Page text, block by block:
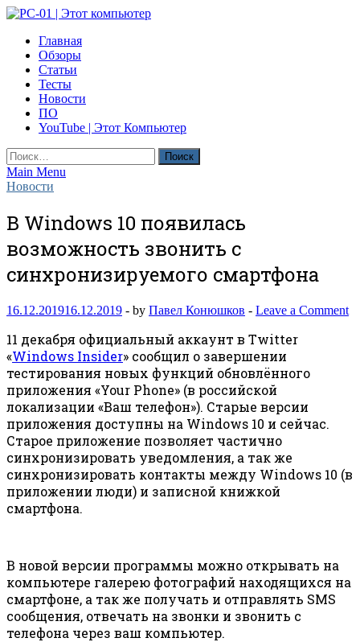
Skip
content
PC-01 | Этот компьютер
Компьютерные новости
Главная
Обзоры
Статьи
Тесты
Новости
ПО
YouTube | Этот Компьютер
Найти:
Main Menu
Новости
В Windows 10 появилась
возможность звонить с
синхронизируемого смартфона
16.12.201916.12.2019 - by Павел Конюшков - Leave a Comment
11 декабря официальный аккаунт в Twitter
«Windows Insider» сообщил о завершении
тестирования новых функций обновлённого
приложения «Your Phone» (в российской
локализации «Ваш телефон»). Старые версии
приложения доступны на Windows 10 и сейчас.
Старое приложение позволяет частично
синхронизировать уведомления, а так же
синхронизировать контакты между Windows 10 (в
приложении люди) и записной книжкой
смартфона.
В новой версии программы можно открывать на
компьютере галерею фотографий находящихся на
смартфоне, а так же получать и отправлять SMS
сообщения, отвечать на звонки и звонить с
телефона через ваш компьютер.